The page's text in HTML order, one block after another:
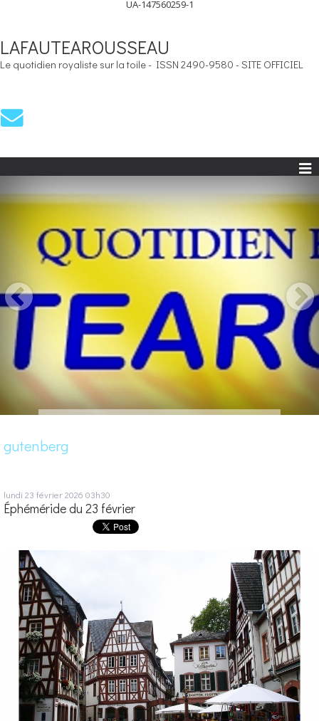
UA-147560259-1
LAFAUTEAROUSSEAU
Le quotidien royaliste sur la toile - ISSN 2490-9580 - SITE OFFICIEL
gutenberg
lundi 23 février 2026 03h30
Éphéméride du 23 février